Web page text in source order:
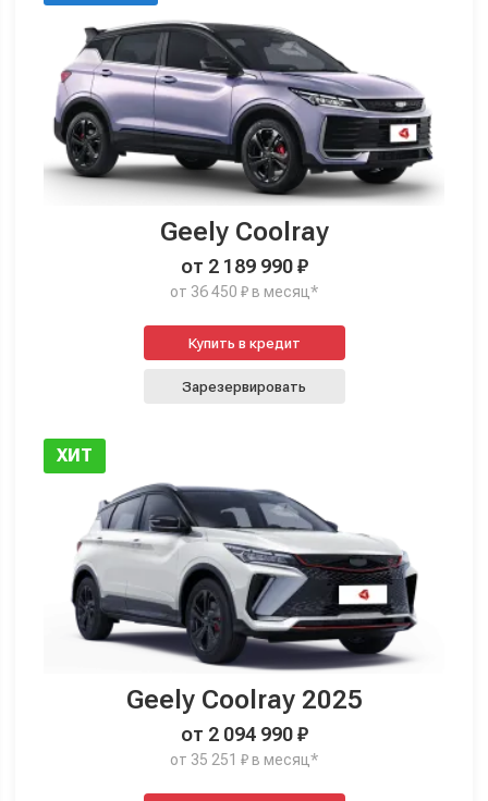
Geely Coolray
от 2 189 990 ₽
от 36 450 ₽ в месяц*
Купить в кредит
Зарезервировать
ХИТ
Geely Coolray 2025
от 2 094 990 ₽
от 35 251 ₽ в месяц*